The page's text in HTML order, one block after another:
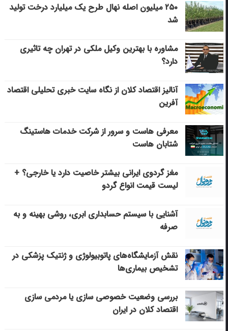
۲۵۰ میلیون اصله نهال طرح یک میلیارد درخت تولید
شد
مشاوره با بهترین وکیل ملکی در تهران چه تاثیری
دارد؟
آنالیز اقتصاد کلان از نگاه سایت خبری تحلیلی اقتصاد
آفرین
معرفی هاست و سرور از شرکت خدمات هاستینگ
شتابان هاست
مغز گردوی ایرانی بیشتر خاصیت دارد یا خارجی؟ +
لیست قیمت انواع گردو
آشنایی با سیستم حسابداری ابری، روشی بهینه و به
صرفه
نقش آزمایشگاه‌های پاتوبیولوژی و ژنتیک پزشکی در
تشخیص بیماری‌ها
بررسی وضعیت خصوصی سازی یا مردمی سازی
اقتصاد کلان در ایران